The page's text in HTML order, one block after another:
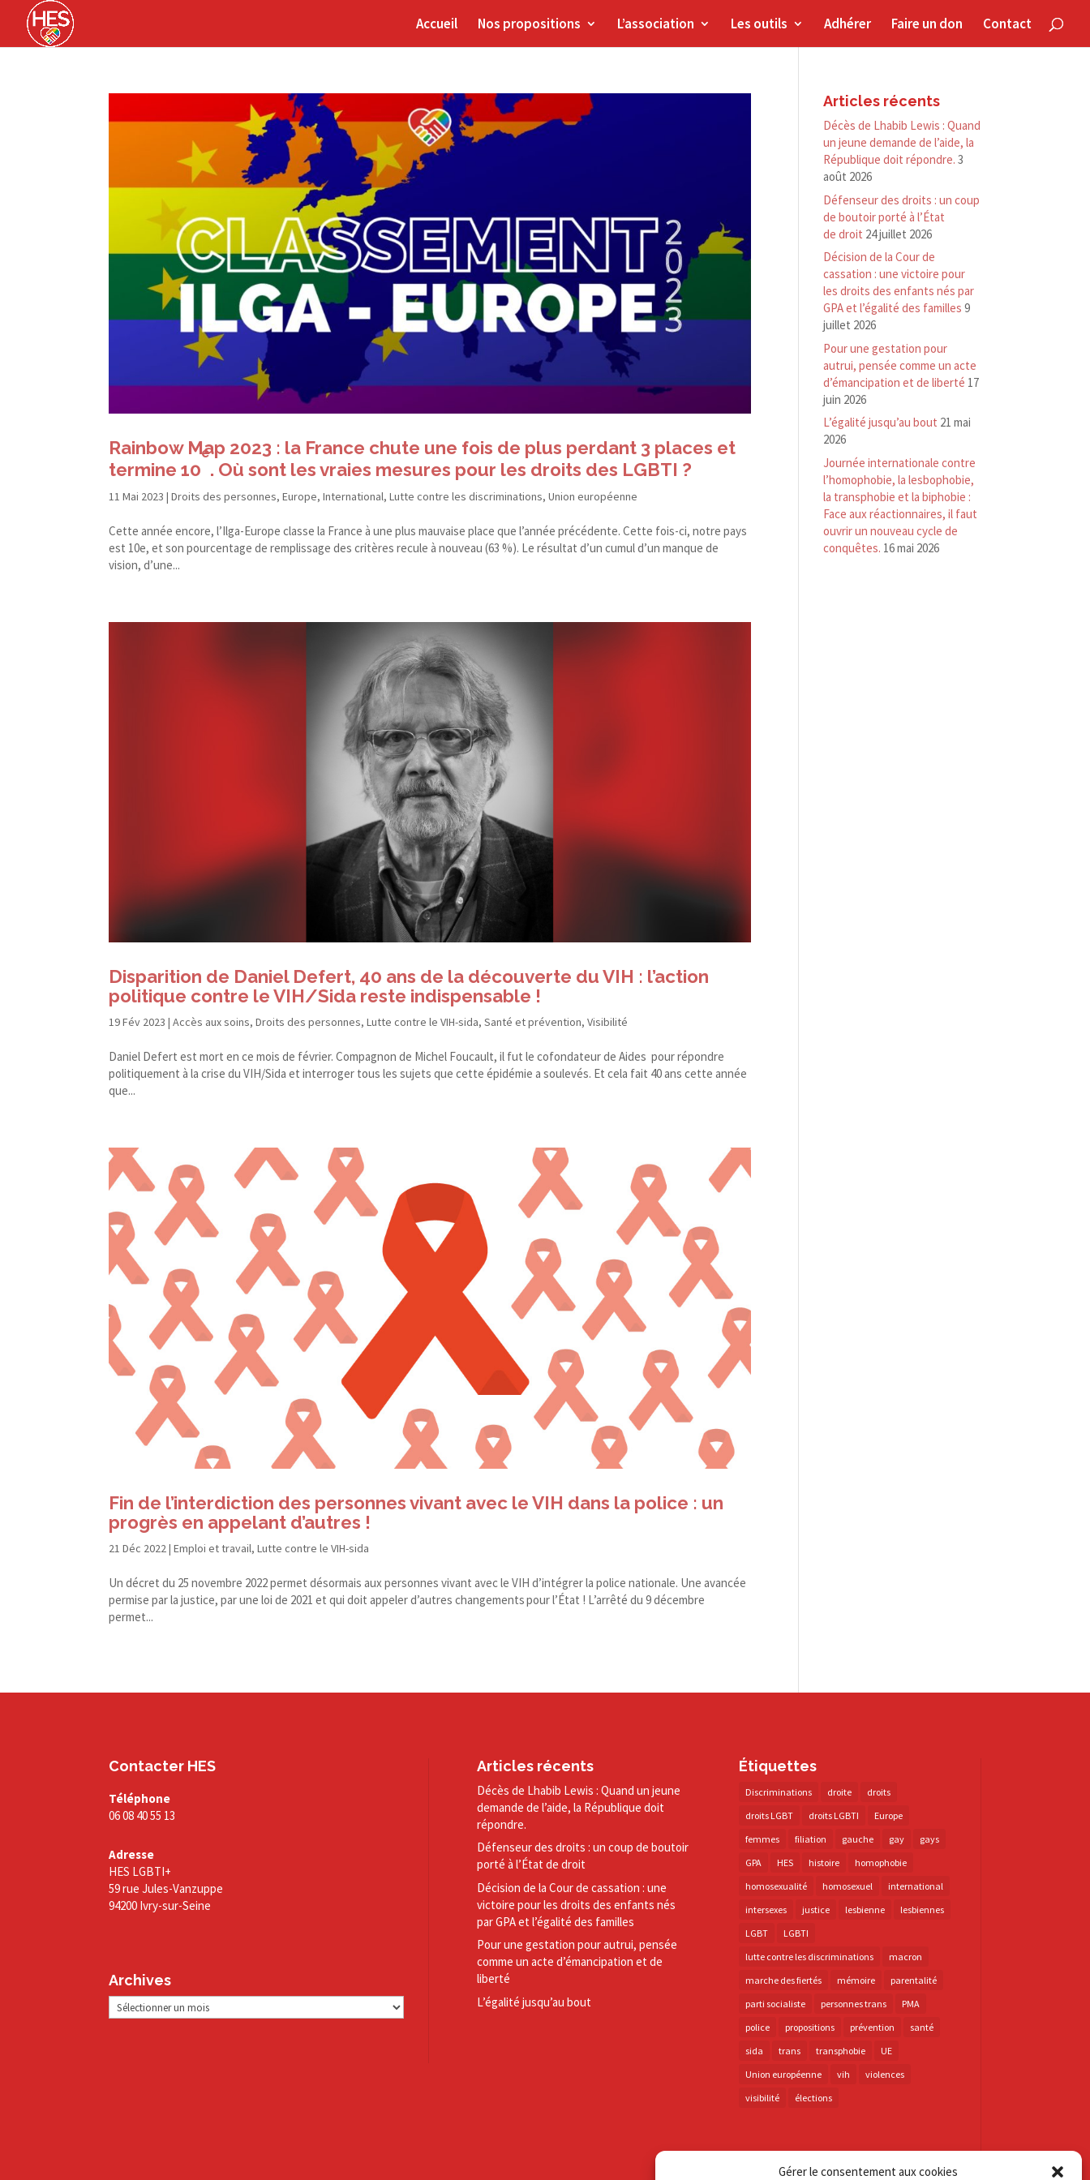
Gérer le consentement aux cookies
Accueil Nos propositions L’association Les outils Adhérer Faire un don Contact
Rainbow Map 2023 : la France chute une fois de plus perdant 3 places et
termine 10
e
. Où sont les vraies mesures pour les droits des LGBTI ?
11 Mai 2023 |Droits des personnes,Europe,International,Lutte contre les discriminations,Union européenne
Cette année encore, l’Ilga-Europe classe la France à une plus mauvaise place que l’année précédente. Cette fois-​ci, notre pays
est 10e, et son pourcentage de remplissage des critères recule à nouveau (63 %). Le résultat d’un cumul d’un manque de
vision, d’une...
Disparition de Daniel Defert, 40 ans de la découverte du VIH : l’action
politique contre le VIH/​Sida reste indispensable !
19 Fév 2023 |Accès aux soins,Droits des personnes,Lutte contre le VIH-sida,Santé et prévention,Visibilité
Daniel Defert est mort en ce mois de février. Compagnon de Michel Foucault, il fut le cofondateur de Aides pour répondre
politiquement à la crise du VIH/​Sida et interroger tous les sujets que cette épidémie a soulevés. Et cela fait 40 ans cette année
que...
Fin de l’interdiction des personnes vivant avec le VIH dans la police : un
progrès en appelant d’autres !
21 Déc 2022|Emploi et travail,Lutte contre le VIH-sida
Un décret du 25 novembre 2022 permet désormais aux personnes vivant avec le VIH d’intégrer la police nationale. Une avancée
permise par la justice, par une loi de 2021 et qui doit appeler d’autres changements pour l’État ! L’arrêté du 9 décembre
permet...
Articles récents
Décès de Lhabib Lewis : Quand
un jeune demande de l’aide, la
République doit répondre. 3
août 2026
Défenseur des droits : un coup
de boutoir porté à l’État
de droit 24 juillet 2026
Décision de la Cour de
cassation : une victoire pour
les droits des enfants nés par
GPA et l’égalité des familles 9
juillet 2026
Pour une gestation pour
autrui, pensée comme un acte
d’émancipation et de liberté 17
juin 2026
L’égalité jusqu’au bout 21 mai
2026
Journée internationale contre
l’homophobie, la lesbophobie,
la transphobie et la biphobie :
Face aux réactionnaires, il faut
ouvrir un nouveau cycle de
conquêtes. 16 mai 2026
Contacter HES
Téléphone
06 08 40 55 13
Adresse
HES LGBTI+
59 rue Jules-Vanzuppe
94200 Ivry-sur-Seine
Archives
Archives
Articles récents
Décès de Lhabib Lewis : Quand un jeune
demande de l’aide, la République doit
répondre.
Défenseur des droits : un coup de boutoir
porté à l’État de droit
Décision de la Cour de cassation : une
victoire pour les droits des enfants nés
par GPA et l’égalité des familles
Pour une gestation pour autrui, pensée
comme un acte d’émancipation et de
liberté
L’égalité jusqu’au bout
Étiquettes
Discriminations droite
droits
droits LGBT
droits LGBTI
Europe
femmes
filiation gauche gay
gays
GPA
HES histoire
homophobie
homosexualité
homosexuel
international
intersexes
justice lesbienne
lesbiennes
LGBT
LGBTI
lutte contre les discriminations
macron
marche des fiertés
mémoire
parentalité
parti socialiste
personnes trans
PMA
police
propositions prévention
santé
sida
trans transphobie
UE
Union européenne
vih
violences
visibilité
élections